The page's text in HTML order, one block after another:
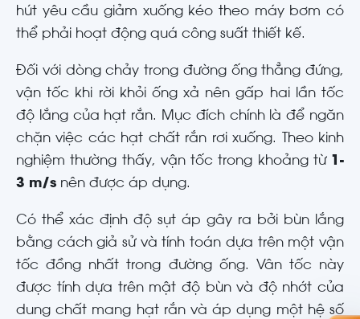
hút yêu cầu giảm xuống kéo theo máy bơm có
thể phải hoạt động quá công suất thiết kế.
Đối với dòng chảy trong đường ống thẳng đứng,
vận tốc khi rời khỏi ống xả nên gấp hai lần tốc
độ lắng của hạt rắn. Mục đích chính là để ngăn
chặn việc các hạt chất rắn rơi xuống. Theo kinh
nghiệm thường thấy, vận tốc trong khoảng từ
1-
3 m/s nên được áp dụng.
Có thể xác định độ sụt áp gây ra bởi bùn lắng
bằng cách giả sử và tính toán dựa trên một vận
tốc đồng nhất trong đường ống. Vân tốc này
được tính dựa trên mật độ bùn và độ nhớt của
dung chất mang hạt rắn và áp dụng một hệ số